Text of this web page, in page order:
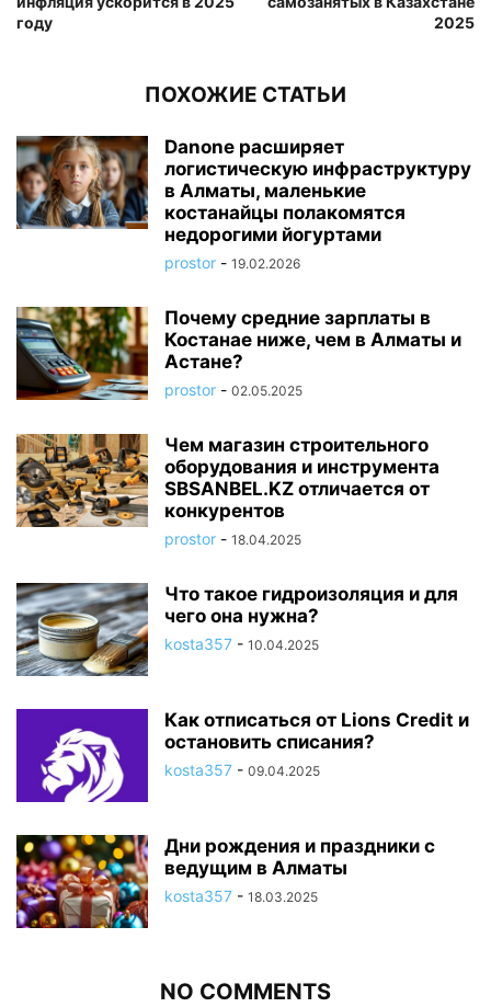
году
2025
ПОХОЖИЕ СТАТЬИ
Danone расширяет
логистическую инфраструктуру
в Алматы, маленькие
костанайцы полакомятся
недорогими йогуртами
prostor - 19.02.2026
Почему средние зарплаты в
Костанае ниже, чем в Алматы и
Астане?
prostor - 02.05.2025
Чем магазин строительного
оборудования и инструмента
SBSANBEL.KZ отличается от
конкурентов
prostor - 18.04.2025
Что такое гидроизоляция и для
чего она нужна?
kosta357 - 10.04.2025
Как отписаться от Lions Credit и
остановить списания?
kosta357 - 09.04.2025
Дни рождения и праздники с
ведущим в Алматы
kosta357 - 18.03.2025
NO COMMENTS